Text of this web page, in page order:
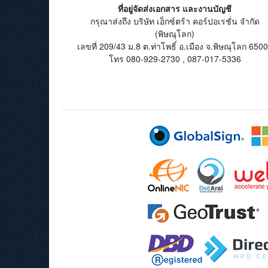
ที่อยู่จัดส่งเอกสาร และงานบัญชี
กรุณาส่งถึง บริษัท เอ็กซ์ตร้า คอร์ปอเรชั่น จำกัด
(พิษณุโลก)
เลขที่ 209/43 ม.8 ต.ท่าโพธิ์ อ.เมือง จ.พิษณุโลก
โทร 080-929-2730 , 087-017-5336